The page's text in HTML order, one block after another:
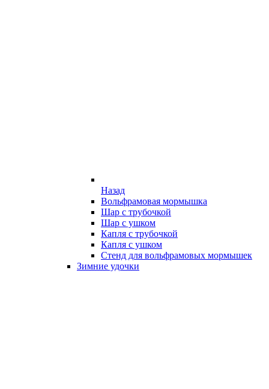
Назад
Вольфрамовая мормышка
Шар с трубочкой
Шар с ушком
Капля с трубочкой
Капля с ушком
Стенд для вольфрамовых мормышек
Зимние удочки